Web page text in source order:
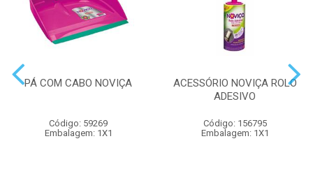
PÁ COM CABO NOVIÇA
Código: 59269
Embalagem: 1X1
ACESSÓRIO NOVIÇA ROLO
ADESIVO
Código: 156795
Embalagem: 1X1